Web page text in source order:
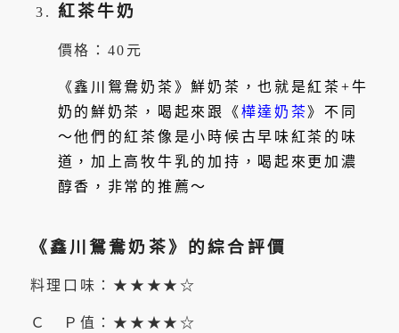
紅茶牛奶
價格：40元
《鑫川鴛鴦奶茶》鮮奶茶，也就是紅茶+牛
奶的鮮奶茶，喝起來跟《 樺達奶茶》不同
～他們的紅茶像是小時候古早味紅茶的味
道，加上高牧牛乳的加持，喝起來更加濃
醇香，非常的推薦～
《鑫川鴛鴦奶茶》的綜合評價
料理口味：★★★★☆
Ｃ Ｐ值：★★★★☆